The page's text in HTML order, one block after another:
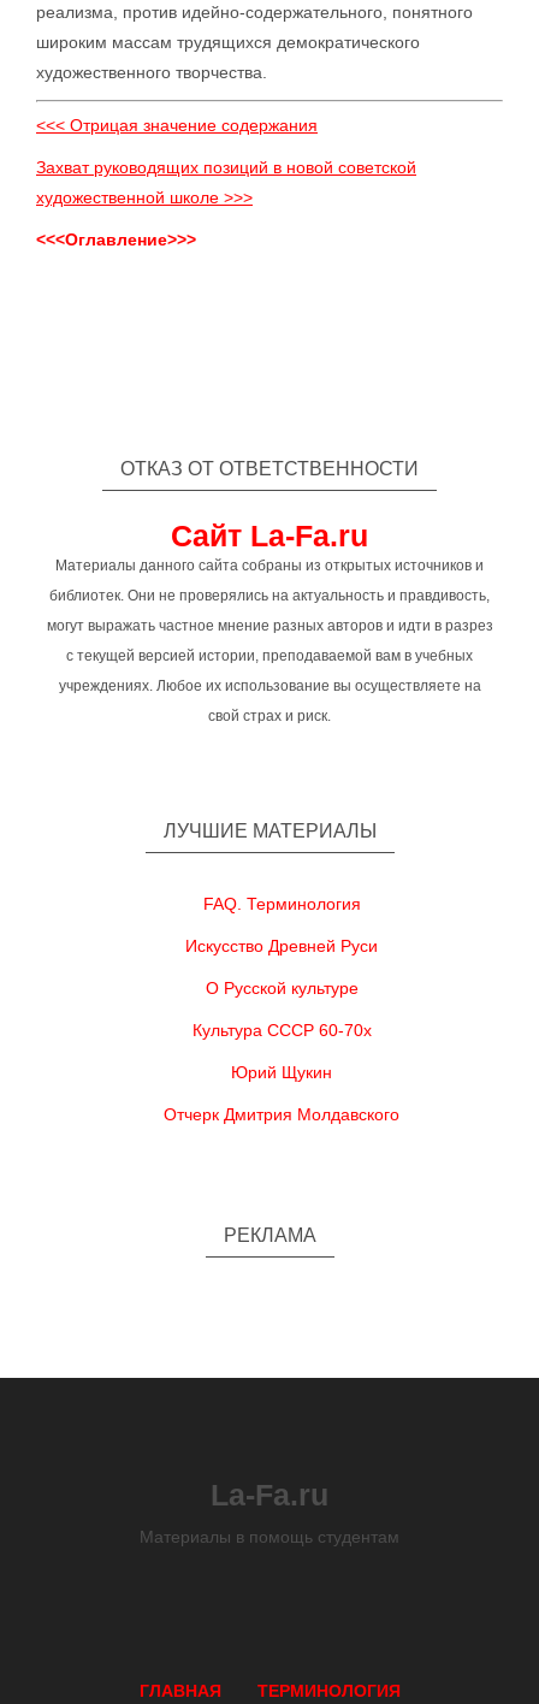
реализма, против идейно-содержательного, понятного
широким массам трудящихся демократического
художественного творчества.
<<< Отрицая значение содержания
Захват руководящих позиций в новой советской
художественной школе >>>
<<<Оглавление>>>
ОТКАЗ ОТ ОТВЕТСТВЕННОСТИ
Сайт La-Fa.ru
Материалы данного сайта собраны из открытых источников и
библиотек. Они не проверялись на актуальность и правдивость,
могут выражать частное мнение разных авторов и идти в разрез
с текущей версией истории, преподаваемой вам в учебных
учреждениях. Любое их использование вы осуществляете на
свой страх и риск.
ЛУЧШИЕ МАТЕРИАЛЫ
FAQ. Терминология
Искусство Древней Руси
О Русской культуре
Культура СССР 60-70х
Юрий Щукин
Отчерк Дмитрия Молдавского
РЕКЛАМА
La-Fa.ru
Материалы в помощь студентам
ГЛАВНАЯ ТЕРМИНОЛОГИЯ